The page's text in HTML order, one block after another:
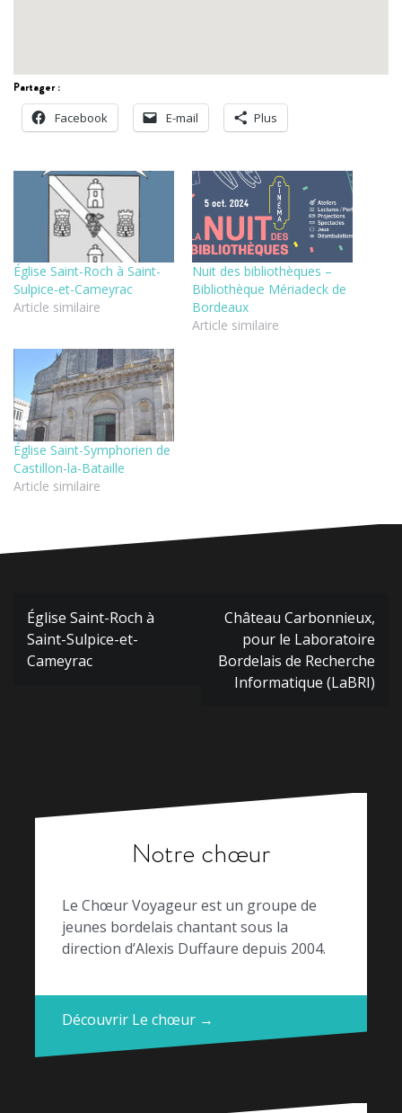
Partager :
Facebook
E-mail Plus
Église Saint-Roch à Saint-
Sulpice-et-Cameyrac
Article similaire
Nuit des bibliothèques –
Bibliothèque Mériadeck de
Bordeaux
Article similaire
Église Saint-Symphorien de
Castillon-la-Bataille
Article similaire
Navigation
de
l’article
Église Saint-Roch à
Saint-Sulpice-et-
Cameyrac
Château Carbonnieux,
pour le Laboratoire
Bordelais de Recherche
Informatique (LaBRI)
Notre chœur
Le Chœur Voyageur est un groupe de
jeunes bordelais chantant sous la
direction d’Alexis Duffaure depuis 2004.
Découvrir Le chœur →